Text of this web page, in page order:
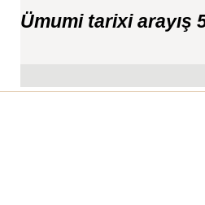
Ümumi tarixi arayış